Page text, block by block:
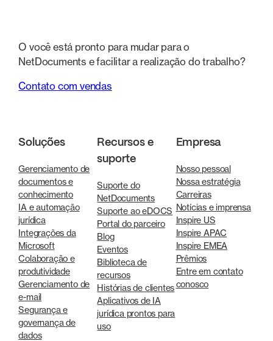
O você está pronto para mudar para o
NetDocuments e facilitar a realização do trabalho?
Contato com vendas
Soluções
Gerenciamento de
documentos e
conhecimento
IA e automação
jurídica
Integrações da
Microsoft
Colaboração e
produtividade
Gerenciamento de
e-mail
Segurança e
governança de
dados
Recursos e
suporte
Suporte do
NetDocuments
Suporte ao eDOCS
Portal do parceiro
Blog
Eventos
Biblioteca de
recursos
Histórias de clientes
Aplicativos de IA
jurídica prontos para
uso
Empresa
Nosso pessoal
Nossa estratégia
Carreiras
Notícias e imprensa
Inspire US
Inspire APAC
Inspire EMEA
Prêmios
Entre em contato
conosco